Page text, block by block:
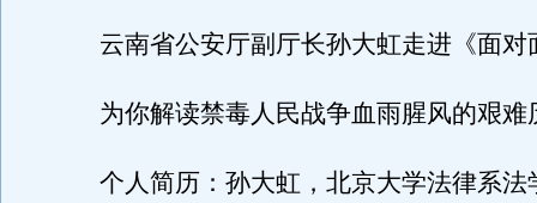
云南省公安厅副厅长孙大虹走进《面对
为你解读禁毒人民战争血雨腥风的艰难
个人简历：孙大虹，北京大学法律系法